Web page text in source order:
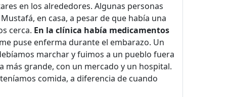
en los alrededores. Algunas personas
en casa, a pesar de que había una
cerca. En la clínica había medicamentos
puse enferma durante el embarazo. Un
marchar y fuimos a un pueblo fuera
más grande, con un mercado y un hospital.
comida, a diferencia de cuando